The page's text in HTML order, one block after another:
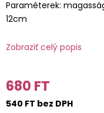
Paraméterek:
12cm
Zobraziť celý popis
680 FT
540 FT bez DPH